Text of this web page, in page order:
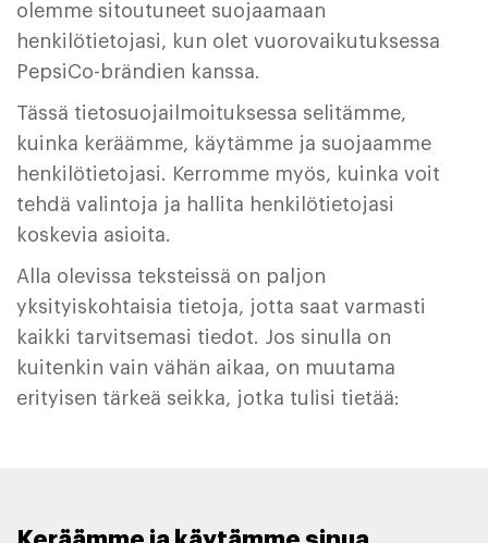
olemme sitoutuneet suojaamaan
henkilötietojasi, kun olet vuorovaikutuksessa
PepsiCo-brändien kanssa.
Tässä tietosuojailmoituksessa selitämme,
kuinka keräämme, käytämme ja suojaamme
henkilötietojasi. Kerromme myös, kuinka voit
tehdä valintoja ja hallita henkilötietojasi
koskevia asioita.
Alla olevissa teksteissä on paljon
yksityiskohtaisia tietoja, jotta saat varmasti
kaikki tarvitsemasi tiedot. Jos sinulla on
kuitenkin vain vähän aikaa, on muutama
erityisen tärkeä seikka, jotka tulisi tietää: